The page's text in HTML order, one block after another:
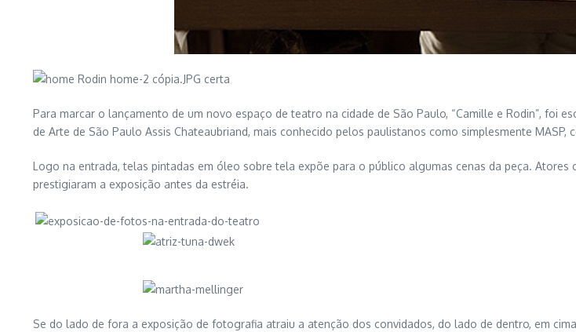
Para marcar o lançamento de um novo espaço de teatro na cidade de São Paulo, “Camille e Rodin”, foi
de Arte de São Paulo Assis Chateaubriand, mais conhecido pelos paulistanos como simplesmente
Logo na entrada, telas pintadas em óleo sobre tela expõe para o público algumas cenas da peça.
prestigiaram a exposição antes da estréia.
Se do lado de fora a exposição de fotografia atraiu a atenção dos convidados, do lado de dentro, em